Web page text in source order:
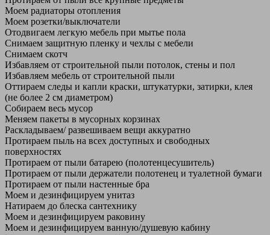
Моем радиаторы отопления
Моем розетки/выключатели
Отодвигаем легкую мебель при мытье пола
Снимаем защитную пленку и чехлы с мебели
Снимаем скотч
Избавляем от строительной пыли потолок, стены и пол
Избавляем мебель от строительной пыли
Оттираем следы и капли краски, штукатурки, затирки, клея
(не более 2 см диаметром)
Собираем весь мусор
Меняем пакеты в мусорных корзинах
Раскладываем/ развешиваем вещи аккуратно
Протираем пыль на всех доступных и свободных
поверхностях
Протираем от пыли батарею (полотенцесушитель)
Протираем от пыли держатели полотенец и туалетной бумаги
Протираем от пыли настенные бра
Моем и дезинфицируем унитаз
Натираем до блеска сантехнику
Моем и дезинфицируем раковину
Моем и дезинфицируем ванную/душевую кабину